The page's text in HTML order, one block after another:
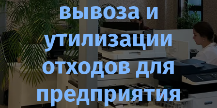
вывоза и
утилизации
отходов для
предприятия